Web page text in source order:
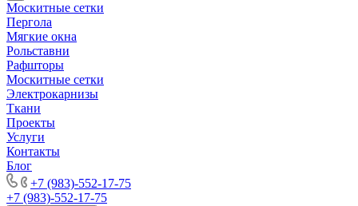
Москитные сетки
Пергола
Мягкие окна
Рольставни
Рафшторы
Москитные сетки
Электрокарнизы
Ткани
Проекты
Услуги
Контакты
Блог
+7 (983)-552-17-75
+7 (983)-552-17-75